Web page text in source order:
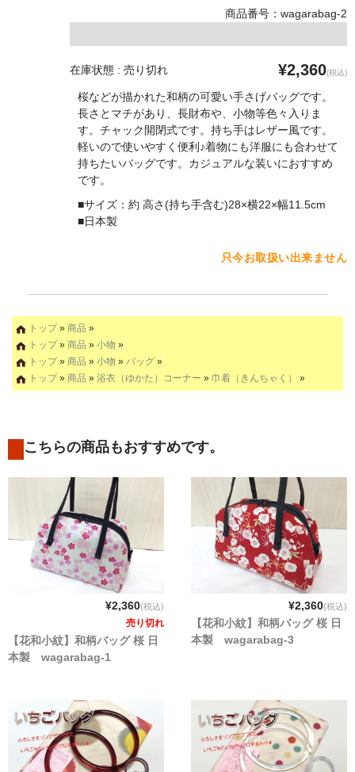
商品番号：wagarabag-2
在庫状態 : 売り切れ ¥2,360(税込)
桜などが描かれた和柄の可愛い手さげバッグです。
長さとマチがあり、長財布や、小物等色々入りま
す。チャック開閉式です。持ち手はレザー風です。
軽いので使いやすく便利♪着物にも洋服にも合わせて
持ちたいバッグです。カジュアルな装いにおすすめ
です。
■サイズ：約 高さ(持ち手含む)28×横22×幅11.5cm
■日本製
只今お取扱い出来ません
トップ» 商品 »
トップ» 商品 » 小物 »
トップ» 商品 » 小物 » バッグ »
トップ» 商品 » 浴衣（ゆかた）コーナー » 巾着（きんちゃく） »
こちらの商品もおすすめです。
¥2,360(税込)
売り切れ
【花和小紋】和柄バッグ 桜 日
本製 wagarabag-1
¥2,360(税込)
【花和小紋】和柄バッグ 桜 日
本製 wagarabag-3